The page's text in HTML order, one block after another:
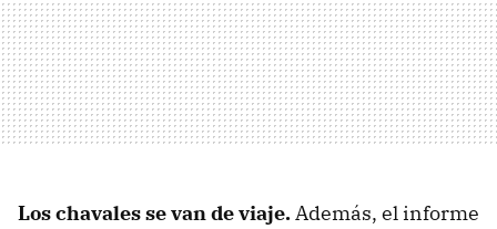
Los chavales se van de viaje.Además, el informe